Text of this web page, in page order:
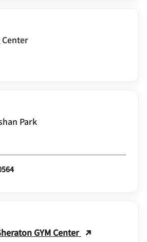
Park
GYM Center